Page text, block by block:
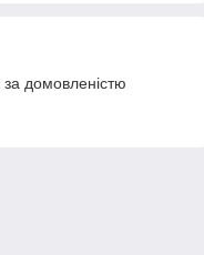
домовленістю